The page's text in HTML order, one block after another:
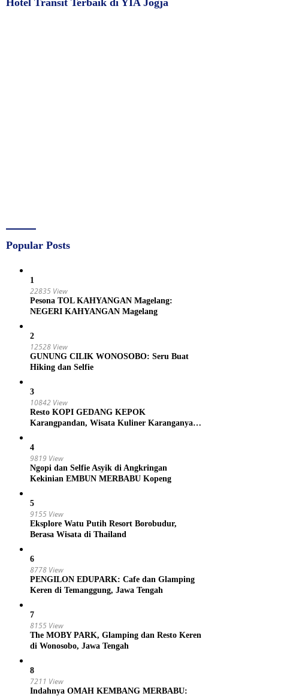
Hotel Transit Terbaik di YIA Jogja
Popular Posts
1
22835 View
Pesona TOL KAHYANGAN Magelang:
NEGERI KAHYANGAN Magelang
2
12528 View
GUNUNG CILIK WONOSOBO: Seru Buat
Hiking dan Selfie
3
10842 View
Resto KOPI GEDANG KEPOK
Karangpandan, Wisata Kuliner Karanganyar,
4
9819 View
Ngopi dan Selfie Asyik di Angkringan
Kekinian EMBUN MERBABU Kopeng
5
9155 View
Eksplore Watu Putih Resort Borobudur,
Berasa Wisata di Thailand
6
8778 View
PENGILON EDUPARK: Cafe dan Glamping
Keren di Temanggung, Jawa Tengah
7
8155 View
The MOBY PARK, Glamping dan Resto Keren
di Wonosobo, Jawa Tengah
8
7211 View
Indahnya OMAH KEMBANG MERBABU: